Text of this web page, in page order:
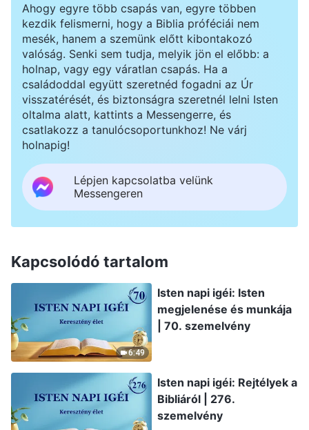
Ahogy egyre több csapás van, egyre többen
kezdik felismerni, hogy a Biblia próféciái nem
mesék, hanem a szemünk előtt kibontakozó
valóság. Senki sem tudja, melyik jön el előbb: a
holnap, vagy egy váratlan csapás. Ha a
családoddal együtt szeretnéd fogadni az Úr
visszatérését, és biztonságra szeretnél lelni Isten
oltalma alatt, kattints a Messengerre, és
csatlakozz a tanulócsoportunkhoz! Ne várj
holnapig!
Lépjen kapcsolatba velünk
Messengeren
Kapcsolódó tartalom
6:49
Isten napi igéi: Isten
megjelenése és munkája
| 70. szemelvény
Isten napi igéi: Rejtélyek a
Bibliáról | 276.
szemelvény